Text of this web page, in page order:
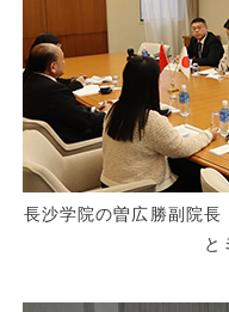
長沙学院の曽広勝副院
と